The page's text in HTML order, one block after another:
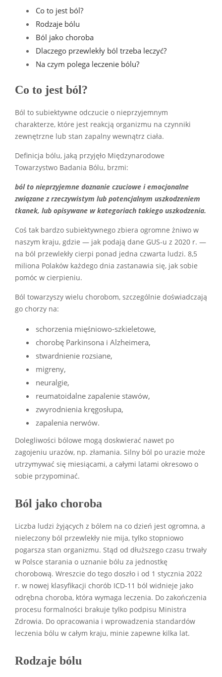
Co to jest ból?
Rodzaje bólu
Ból jako choroba
Dlaczego przewlekły ból trzeba leczyć?
Na czym polega leczenie bólu?
Co to jest ból?
Ból to subiektywne odczucie o nieprzyjemnym
charakterze, które jest reakcją organizmu na czynniki
zewnętrzne lub stan zapalny wewnątrz ciała.
Definicja bólu, jaką przyjęło Międzynarodowe
Towarzystwo Badania Bólu, brzmi:
ból to nieprzyjemne doznanie czuciowe i emocjonalne
związane z rzeczywistym lub potencjalnym uszkodzeniem
tkanek, lub opisywane w kategoriach takiego uszkodzenia.
Coś tak bardzo subiektywnego zbiera ogromne żniwo w
naszym kraju, gdzie — jak podają dane GUS-u z 2020 r. —
na ból przewlekły cierpi ponad jedna czwarta ludzi. 8,5
miliona Polaków każdego dnia zastanawia się, jak sobie
pomóc w cierpieniu.
Ból towarzyszy wielu chorobom, szczególnie doświadczają
go chorzy na:
schorzenia mięśniowo-szkieletowe,
chorobę Parkinsona i Alzheimera,
stwardnienie rozsiane,
migreny,
neuralgie,
reumatoidalne zapalenie stawów,
zwyrodnienia kręgosłupa,
zapalenia nerwów.
Dolegliwości bólowe mogą doskwierać nawet po
zagojeniu urazów, np. złamania. Silny ból po urazie może
utrzymywać się miesiącami, a całymi latami okresowo o
sobie przypominać.
Ból jako choroba
Liczba ludzi żyjących z bólem na co dzień jest ogromna, a
nieleczony ból przewlekły nie mija, tylko stopniowo
pogarsza stan organizmu. Stąd od dłuższego czasu trwały
w Polsce starania o uznanie bólu za jednostkę
chorobową. Wreszcie do tego doszło i od 1 stycznia 2022
r. w nowej klasyfikacji chorób ICD-11 ból widnieje jako
odrębna choroba, która wymaga leczenia. Do zakończenia
procesu formalności brakuje tylko podpisu Ministra
Zdrowia. Do opracowania i wprowadzenia standardów
leczenia bólu w całym kraju, minie zapewne kilka lat.
Rodzaje bólu